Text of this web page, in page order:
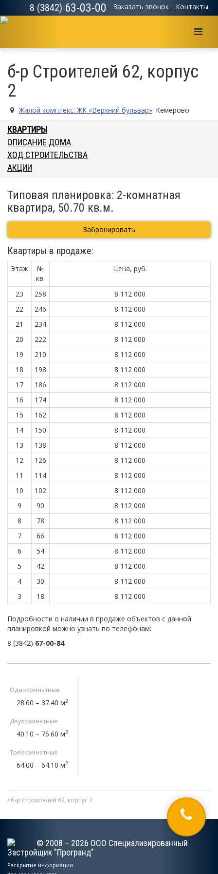
8 (3842) 63-03-00 Заказать звонок Контакты
б-р Строителей 62, корпус
2
Жилой комплекс: ЖК «Верхний бульвар». Кемерово
КВАРТИРЫ
ОПИСАНИЕ ДОМА
ХОД СТРОИТЕЛЬСТВА
АКЦИИ
Типовая планировка: 2-комнатная
квартира, 50.70 кв.м.
Забронировать
Квартиры в продаже:
Этаж
№
кв.
Цена, руб.
23 258
8 112 000
22
246
8 112 000
21
234
8 112 000
20
222
8 112 000
19
210
8 112 000
18
198
8 112 000
17
186
8 112 000
16
174
8 112 000
15
162
8 112 000
14
150
8 112 000
13
138
8 112 000
12
126
8 112 000
11
114
8 112 000
10
102
8 112 000
9
90
8 112 000
8
78
8 112 000
7
66
8 112 000
6
54
8 112 000
5
42
8 112 000
4
30
8 112 000
3
18 8 112 000
Подробности о наличии в продаже объектов с данной
планировкой можно узнать по телефонам:
8 (3842) 67-00-84
Однокомнатные
28.60 – 37.40 м2
Двухкомнатные
40.10 – 75.60 м2
Трехкомнатные
64.00 – 64.10 м2
б-р Строителей 62, корпус 2
© 2008 – 2026 ООО Специализированный
Застройщик "Програнд"
Раскрытие информации